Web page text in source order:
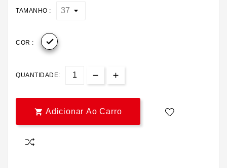
TAMANHO :
COR : 
QUANTIDADE:
 Adicionar Ao Carro